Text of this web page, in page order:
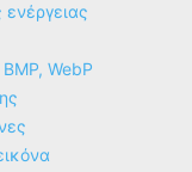
WebP